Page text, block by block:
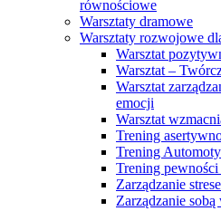
równościowe
Warsztaty dramowe
Warsztaty rozwojowe
Warsztat
Warsztat –
Warsztat
emocji
Warsztat
Trening
Trening
Trening pewności
Zarządzanie
Zarządzanie sobą